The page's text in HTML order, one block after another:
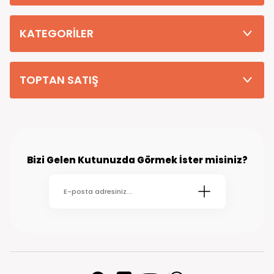
teslim edilmektedir. (kırsal köy kasaba gibi yerlere bu süre 7 güne
KATEGORİLER
TOPTAN SATIŞ
Bizi Gelen Kutunuzda Görmek İster misiniz?